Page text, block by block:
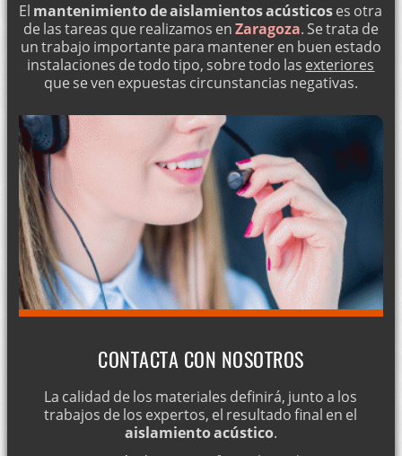
El mantenimiento de aislamientos acústicoses otra
de las tareas que realizamos enZaragoza. Se trata de
un trabajo importante para mantener en buen estado
instalaciones de todo tipo, sobre todo las exteriores
que se ven expuestas circunstancias negativas.
CONTACTA CON NOSOTROS
La calidad de los materiales definirá, junto a los
trabajos de los expertos, el resultado final en el
aislamiento acústico.